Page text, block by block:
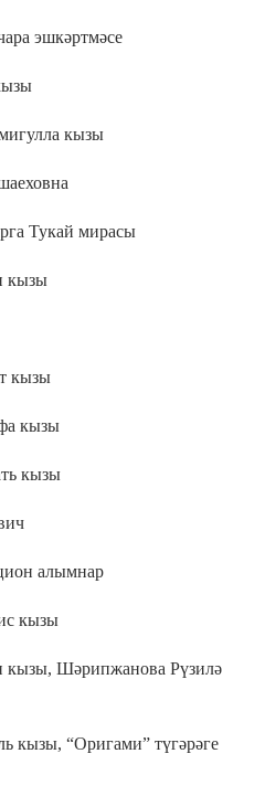
эшкәртмәсе
кызы
Тукай мирасы
кызы
кызы
кызы
кызы
алымнар
кызы
кызы, Шәрипжанова Рүзилә
кызы, “Оригами” түгәрәге